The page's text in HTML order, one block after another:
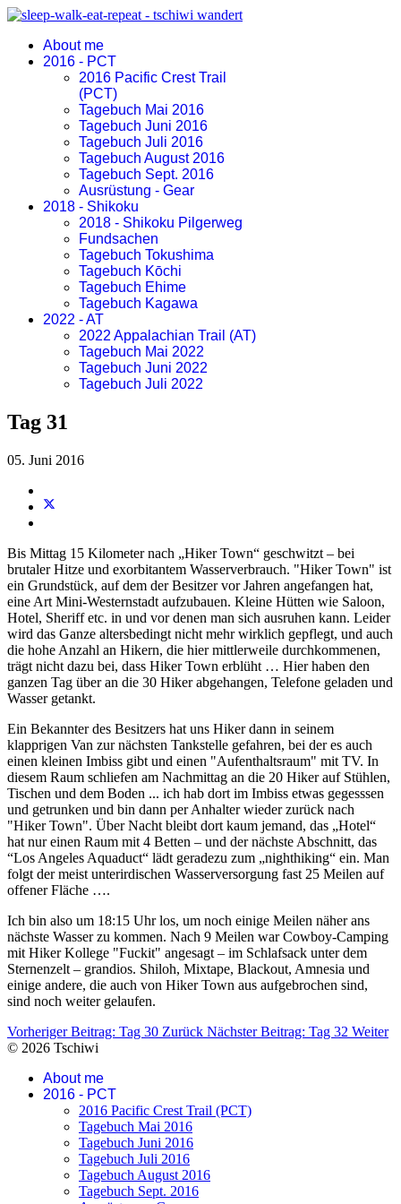
About me
2016 - PCT
2016 Pacific Crest Trail
(PCT)
Tagebuch Mai 2016
Tagebuch Juni 2016
Tagebuch Juli 2016
Tagebuch August 2016
Tagebuch Sept. 2016
Ausrüstung - Gear
2018 - Shikoku
2018 - Shikoku Pilgerweg
Fundsachen
Tagebuch Tokushima
Tagebuch Kōchi
Tagebuch Ehime
Tagebuch Kagawa
2022 - AT
2022 Appalachian Trail (AT)
Tagebuch Mai 2022
Tagebuch Juni 2022
Tagebuch Juli 2022
Tag 31
05. Juni 2016
Bis Mittag 15 Kilometer nach „Hiker Town“ geschwitzt – bei
brutaler Hitze und exorbitantem Wasserverbrauch. "Hiker Town" ist
ein Grundstück, auf dem der Besitzer vor Jahren angefangen hat,
eine Art Mini-Westernstadt aufzubauen. Kleine Hütten wie Saloon,
Hotel, Sheriff etc. in und vor denen man sich ausruhen kann. Leider
wird das Ganze altersbedingt nicht mehr wirklich gepflegt, und auch
die hohe Anzahl an Hikern, die hier mittlerweile durchkommenen,
trägt nicht dazu bei, dass Hiker Town erblüht … Hier haben den
ganzen Tag über an die 30 Hiker abgehangen, Telefone geladen und
Wasser getankt.
Ein Bekannter des Besitzers hat uns Hiker dann in seinem
klapprigen Van zur nächsten Tankstelle gefahren, bei der es auch
einen kleinen Imbiss gibt und einen "Aufenthaltsraum" mit TV. In
diesem Raum schliefen am Nachmittag an die 20 Hiker auf Stühlen,
Tischen und dem Boden ... ich hab dort im Imbiss etwas gegesssen
und getrunken und bin dann per Anhalter wieder zurück nach
"Hiker Town". Über Nacht bleibt dort kaum jemand, das „Hotel“
hat nur einen Raum mit 4 Betten – und der nächste Abschnitt, das
“Los Angeles Aquaduct“ lädt geradezu zum „nighthiking“ ein. Man
folgt der meist unterirdischen Wasserversorgung fast 25 Meilen auf
offener Fläche ….
Ich bin also um 18:15 Uhr los, um noch einige Meilen näher ans
nächste Wasser zu kommen. Nach 9 Meilen war Cowboy-Camping
mit Hiker Kollege "Fuckit" angesagt – im Schlafsack unter dem
Sternenzelt – grandios. Shiloh, Mixtape, Blackout, Amnesia und
einige andere, die auch von Hiker Town aus aufgebrochen sind,
sind noch weiter gelaufen.
Vorheriger Beitrag: Tag 30 Zurück Nächster Beitrag: Tag 32 Weiter
© 2026 Tschiwi
About me
2016 - PCT
2016 Pacific Crest Trail (PCT)
Tagebuch Mai 2016
Tagebuch Juni 2016
Tagebuch Juli 2016
Tagebuch August 2016
Tagebuch Sept. 2016